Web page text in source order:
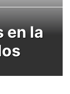
en la